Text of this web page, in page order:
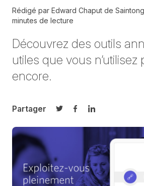
Rédigé par Edward Chaput de
minutes de lecture
Découvrez des outils
utiles que vous
encore.
Partager
Partager sur Twitter
Partager sur
Partager sur